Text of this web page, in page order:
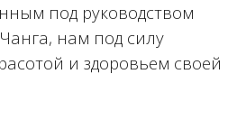
под руководством
нам под силу
и здоровьем своей